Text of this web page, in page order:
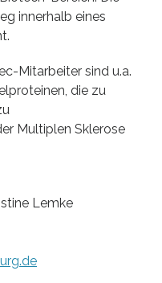
innerhalb eines
Mitarbeiter sind u.a.
die zu
Multiplen Sklerose
Lemke